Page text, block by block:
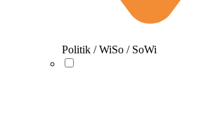
Politik / WiSo / SoWi